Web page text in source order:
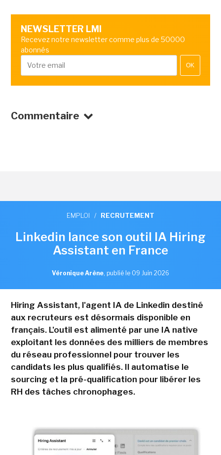
NEWSLETTER LMI
Recevez notre newsletter comme plus de 50000
abonnés
OK
Commentaire
EMPLOI / RECRUTEMENT
Linkedin lance son outil IA Hiring
Assistant en France
Véronique Arène, publié le 09 Juin 2026
Hiring Assistant, l'agent IA de Linkedin destiné
aux recruteurs est désormais disponible en
français. L'outil est alimenté par une IA native
exploitant les données des milliers de membres
du réseau professionnel pour trouver les
candidats les plus qualifiés. Il automatise le
sourcing et la pré-qualification pour libérer les
RH des tâches chronophages.